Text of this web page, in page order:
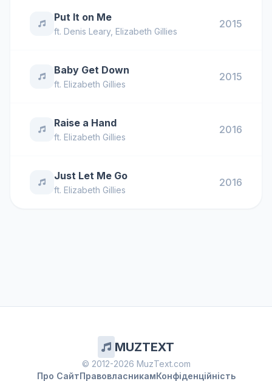
Put It on Me
ft. Denis Leary, Elizabeth Gillies
2015
Baby Get Down
ft. Elizabeth Gillies
2015
Raise a Hand
ft. Elizabeth Gillies
2016
Just Let Me Go
ft. Elizabeth Gillies
2016
MUZTEXT
© 2012-2026 MuzText.com
Про СайтПравовласникамКонфіденційність